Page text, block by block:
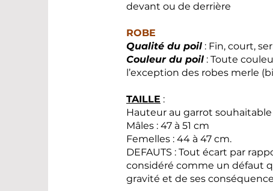
devant ou de derrière
ROBE
Qualité du poil : Fin, court,
Couleur du poil : Toute
l’exception des robes merle
TAILLE :
Hauteur au garrot souhaitable
Mâles : 47 à 51 cm
Femelles : 44 à 47 cm.
DEFAUTS : Tout écart par
considéré comme un défaut
gravité et de ses